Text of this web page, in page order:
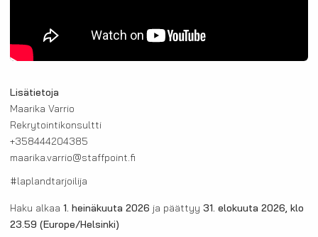
Lisätietoja
Maarika Varrio
Rekrytointikonsultti
+358444204385
maarika.varrio@staffpoint.fi
#laplandtarjoilija
Haku alkaa 1. heinäkuuta 2026 ja päättyy 31. elokuuta 2026, klo
23.59 (Europe/Helsinki)